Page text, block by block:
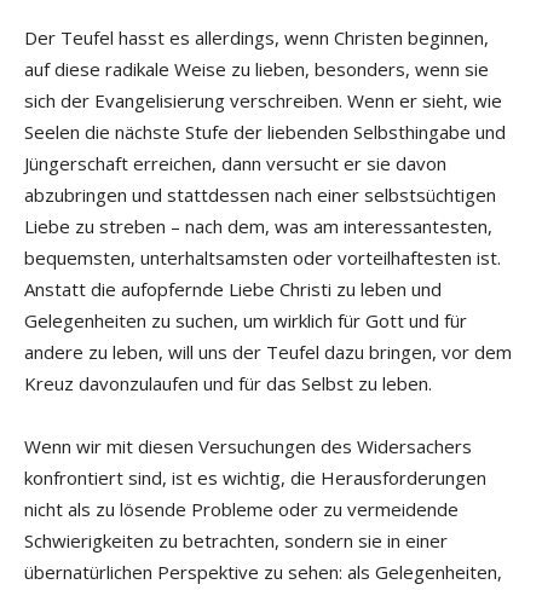
Der Teufel hasst es allerdings, wenn Christen beginnen,
auf diese radikale Weise zu lieben, besonders, wenn sie
sich der Evangelisierung verschreiben. Wenn er sieht, wie
Seelen die nächste Stufe der liebenden Selbsthingabe und
Jüngerschaft erreichen, dann versucht er sie davon
abzubringen und stattdessen nach einer selbstsüchtigen
Liebe zu streben – nach dem, was am interessantesten,
bequemsten, unterhaltsamsten oder vorteilhaftesten ist.
Anstatt die aufopfernde Liebe Christi zu leben und
Gelegenheiten zu suchen, um wirklich für Gott und für
andere zu leben, will uns der Teufel dazu bringen, vor dem
Kreuz davonzulaufen und für das Selbst zu leben.
Wenn wir mit diesen Versuchungen des Widersachers
konfrontiert sind, ist es wichtig, die Herausforderungen
nicht als zu lösende Probleme oder zu vermeidende
Schwierigkeiten zu betrachten, sondern sie in einer
übernatürlichen Perspektive zu sehen: als Gelegenheiten,